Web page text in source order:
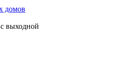
домов
выходной